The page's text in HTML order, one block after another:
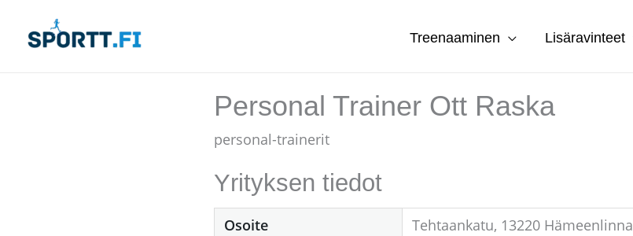
sisältöön
Treenaaminen Lisäravinteet
Personal Trainer Ott Raska
personal-trainerit
Yrityksen tiedot
Osoite
Tehtaankatu, 13220 Hämeenlinna